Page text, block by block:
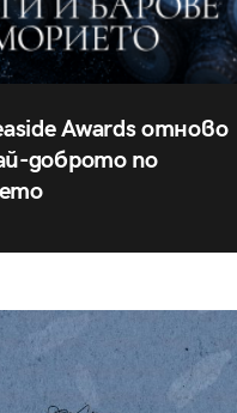
Awards отново
доброто по